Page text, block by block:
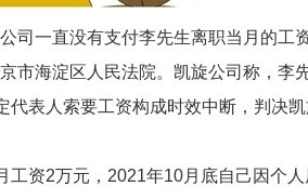
一直没有支付李先生离职当月的工
市海淀区人民法院。凯旋公司称，李
表人索要工资构成时效中断，判决
资2万元，2021年10月底自己因个人